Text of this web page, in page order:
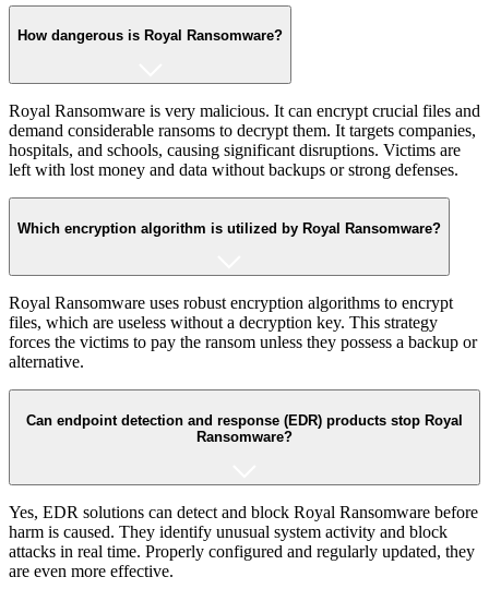
How dangerous is Royal Ransomware?
Royal Ransomware is very malicious. It can encrypt crucial files and
demand considerable ransoms to decrypt them. It targets companies,
hospitals, and schools, causing significant disruptions. Victims are
left with lost money and data without backups or strong defenses.
Which encryption algorithm is utilized by Royal Ransomware?
Royal Ransomware uses robust encryption algorithms to encrypt
files, which are useless without a decryption key. This strategy
forces the victims to pay the ransom unless they possess a backup or
alternative.
Can endpoint detection and response (EDR) products stop Royal
Ransomware?
Yes, EDR solutions can detect and block Royal Ransomware before
harm is caused. They identify unusual system activity and block
attacks in real time. Properly configured and regularly updated, they
are even more effective.